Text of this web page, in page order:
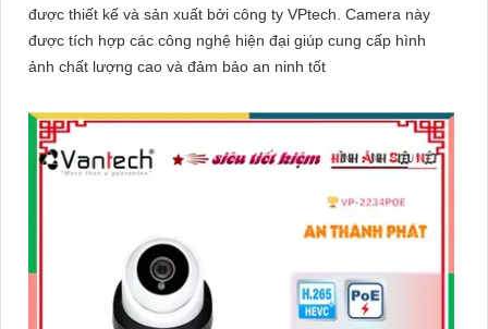
được thiết kế và sản xuất bởi công ty VPtech. Camera này
được tích hợp các công nghệ hiện đại giúp cung cấp hình
ảnh chất lượng cao và đảm bảo an ninh tốt